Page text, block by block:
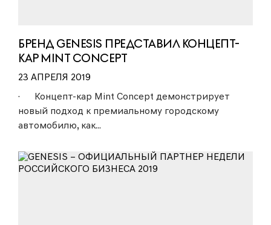
БРЕНД GENESIS ПРЕДСТАВИЛ КОНЦЕПТ-
КАР MINT CONCEPT
23 АПРЕЛЯ 2019
· Концепт-кар Mint Concept демонстрирует
новый подход к премиальному городскому
автомобилю, как...